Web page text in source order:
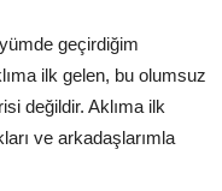
geçirdiğim
ilk gelen, bu olumsuz
değildir. Aklıma ilk
ve arkadaşlarımla